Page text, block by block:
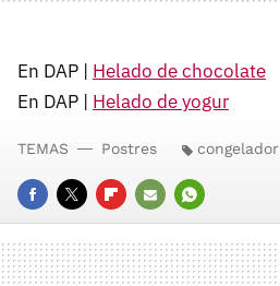
En DAP | Helado de chocolate
En DAP | Helado de yogur
FACEBOOK
TWITTERFLIPBOARD
E-
MAIL
WHATSAPP
TEMAS Postres congelador